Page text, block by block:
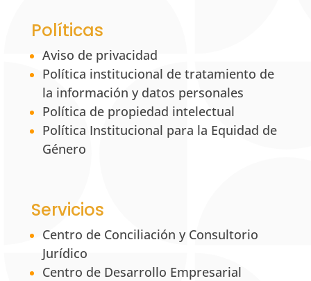
Políticas
Aviso de privacidad
Política institucional de tratamiento de
la información y datos personales
Política de propiedad intelectual
Política Institucional para la Equidad de
Género
Servicios
Centro de Conciliación y Consultorio
Jurídico
Centro de Desarrollo Empresarial